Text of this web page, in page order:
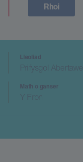
Rhoi
Lleoliad
Prifysgol Abertawe
Math o ganser
Y Fron